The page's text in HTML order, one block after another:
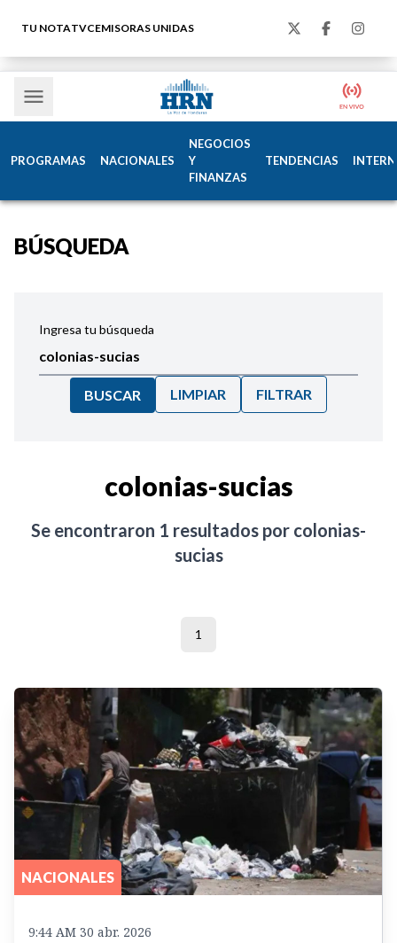
TU NOTATVCEMISORAS UNIDAS
PROGRAMAS NACIONALES
NEGOCIOS
Y
FINANZAS
TENDENCIAS
BÚSQUEDA
Ingresa tu búsqueda
BUSCAR LIMPIAR FILTRAR
colonias-sucias
Se encontraron 1 resultados por colonias-
sucias
1
NACIONALES
9:44 AM 30 abr. 2026